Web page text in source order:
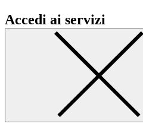
Accedi ai servizi